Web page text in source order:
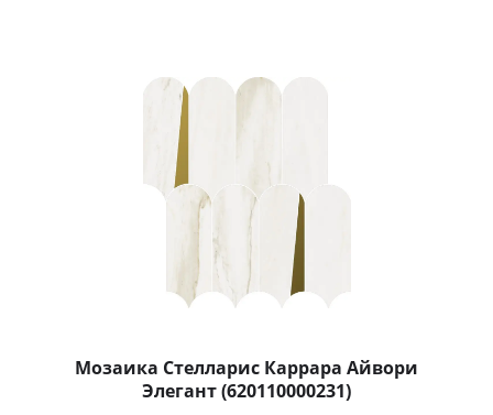
Мозаика Стелларис Каррара Айвори
Элегант (620110000231)